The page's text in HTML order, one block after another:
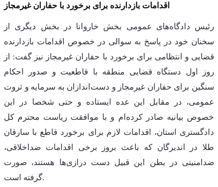
اقدامات بازدارنده برای برخورد با حفاران غیرمجاز
رئیس دادگاه‌های عمومی بخش خاروانا در بخش دیگری از
سخنان خود در پاسخ به سوالی در خصوص اقدامات بازدارنده
قضایی و انتظامی برای برخورد با حفاران غیرمجاز نیز گفت: از
روز اول دستگاه قضایی منطقه با قاطعیت و صدور احکام
سنگین برای حفاران غیرمجاز و دست‌اندازان به سرمایه و ثروت
عمومی، در مقابل این عده ایستاده و حتی شخصا در این
خصوص بیانیه صادر کرده‌ام و با موافقت ریاست محترم کل
دادگستری استان، اقدامات لازم برای برخورد قاطع با سارقان
طلا در اندیرگان که باعث بروز برخی اقدامات ضداخلاقی،
ضدامنیتی در بطن این قبیل دست درازی‌ها هستند، صورت
گرفته است.